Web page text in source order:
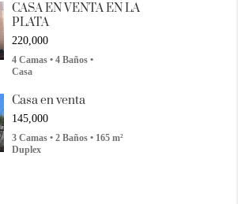
CASA EN VENTA EN LA
PLATA
220,000
4 Camas • 4 Baños •
Casa
Casa en venta
145,000
3 Camas • 2 Baños • 165 m²
Duplex